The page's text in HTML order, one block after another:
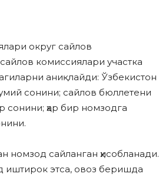
округ сайлов
комиссиялари участка
аниқлайди: Ўзбекистон
сонини; сайлов бюллетени
ҳар бир номзодга
номзод сайланган ҳисобланади.
иштирок этса, овоз беришда